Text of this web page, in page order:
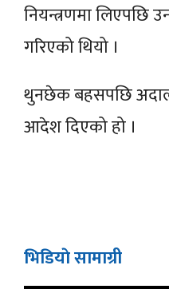
नियन्त्रणमा लिएपछि
गरिएको थियो ।
थुनछेक बहसपछि
आदेश दिएको हो ।
भिडियाे सामाग्री